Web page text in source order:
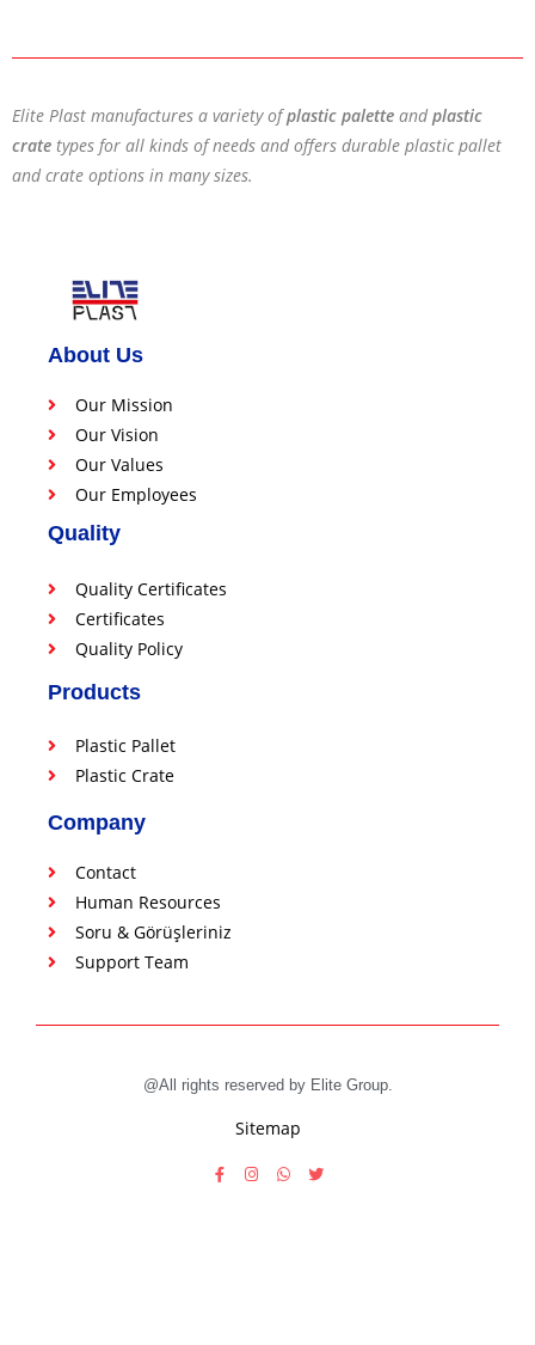
Elite Plast manufactures a variety ofplastic palette andplastic
crate types for all kinds of needs and offers durable plastic pallet
and crate options in many sizes.
About Us
Our Mission
Our Vision
Our Values
Our Employees
Quality
Quality Certificates
Certificates
Quality Policy
Products
Plastic Pallet
Plastic Crate
Company
Contact
Human Resources
Soru & Görüşleriniz
Support Team
@All rights reserved by Elite Group.
Sitemap